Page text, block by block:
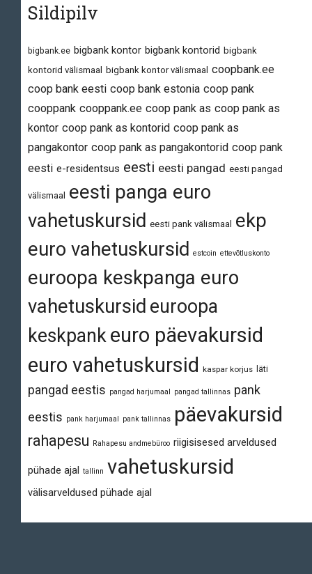
Sildipilv
bigbank.ee bigbank kontor bigbank kontorid bigbank
kontorid välismaal
bigbank kontor välismaal coopbank.ee
coop bank eesti coop bank estonia coop pank
cooppank cooppank.ee coop pank as coop pank as
kontor coop pank as kontorid coop pank as
pangakontor coop pank as pangakontorid coop pank
eesti e-residentsus eesti eesti pangad eesti pangad
välismaal
eesti panga euro
vahetuskursid eesti pank välismaal
ekp
euro vahetuskursid estcoin ettevõtluskonto
euroopa keskpanga euro
vahetuskursid euroopa
keskpankeuro päevakursid
euro vahetuskursid kaspar korjus läti
pangad eestis pangad harjumaal pangad tallinnas pank
eestis pank harjumaal pank tallinnas päevakursid
rahapesu Rahapesu andmebüroo riigisisesed arveldused
pühade ajal tallinn vahetuskursid
välisarveldused pühade ajal